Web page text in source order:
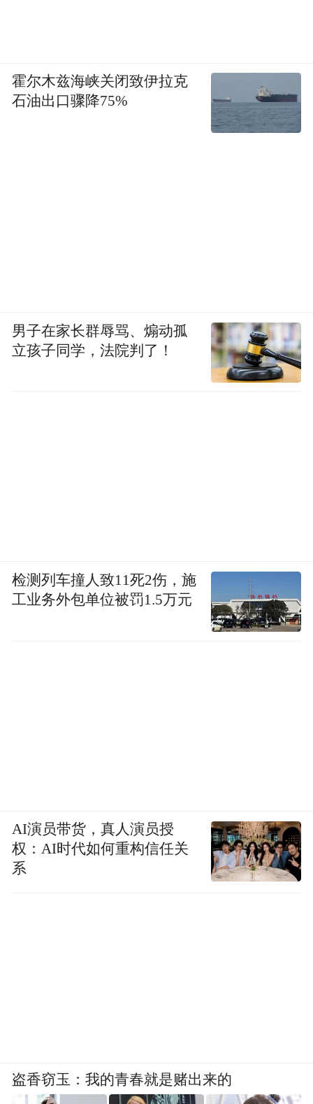
霍尔木兹海峡关闭致伊拉克
石油出口骤降75%
男子在家长群辱骂、煽动孤
立孩子同学，法院判了！
检测列车撞人致11死2伤，施
工业务外包单位被罚1.5万元
AI演员带货，真人演员授
权：AI时代如何重构信任关
系
盗香窃玉：我的青春就是赌出来的